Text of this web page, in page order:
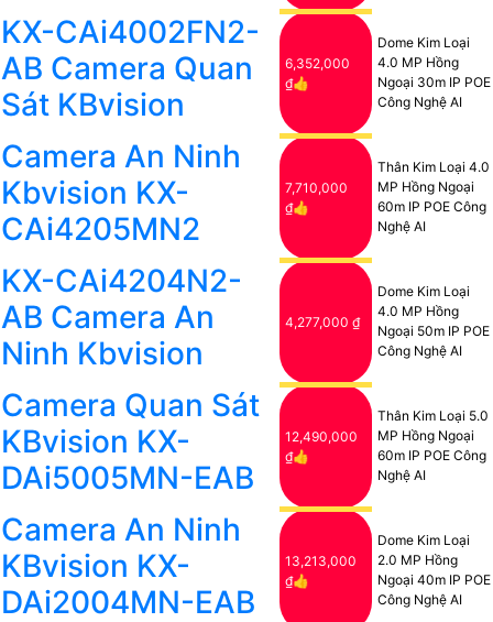
KX-CAi4002FN2-
AB Camera Quan
Sát KBvision
6,352,000
₫👍
Dome Kim Loại
4.0 MP Hồng
Ngoại 30m IP POE
Công Nghệ AI
Camera An Ninh
Kbvision KX-
CAi4205MN2
7,710,000
₫👍
Thân Kim Loại 4.0
MP Hồng Ngoại
60m IP POE Công
Nghệ AI
KX-CAi4204N2-
AB Camera An
Ninh Kbvision
4,277,000 ₫
Dome Kim Loại
4.0 MP Hồng
Ngoại 50m IP POE
Công Nghệ AI
Camera Quan Sát
KBvision KX-
DAi5005MN-EAB
12,490,000
₫👍
Thân Kim Loại 5.0
MP Hồng Ngoại
60m IP POE Công
Nghệ AI
Camera An Ninh
KBvision KX-
DAi2004MN-EAB
13,213,000
₫👍
Dome Kim Loại
2.0 MP Hồng
Ngoại 40m IP POE
Công Nghệ AI